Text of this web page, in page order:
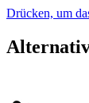
Drücken, um